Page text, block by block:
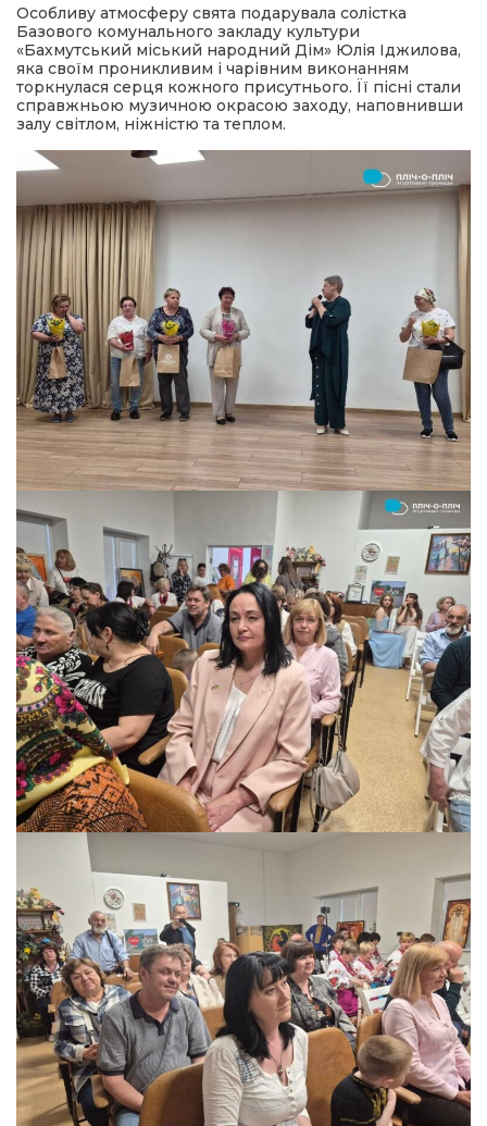
Особливу атмосферу свята подарувала солістка
Базового комунального закладу культури
«Бахмутський міський народний Дім» Юлія Іджилова,
яка своїм проникливим і чарівним виконанням
торкнулася серця кожного присутнього. Її пісні стали
справжньою музичною окрасою заходу, наповнивши
залу світлом, ніжністю та теплом.